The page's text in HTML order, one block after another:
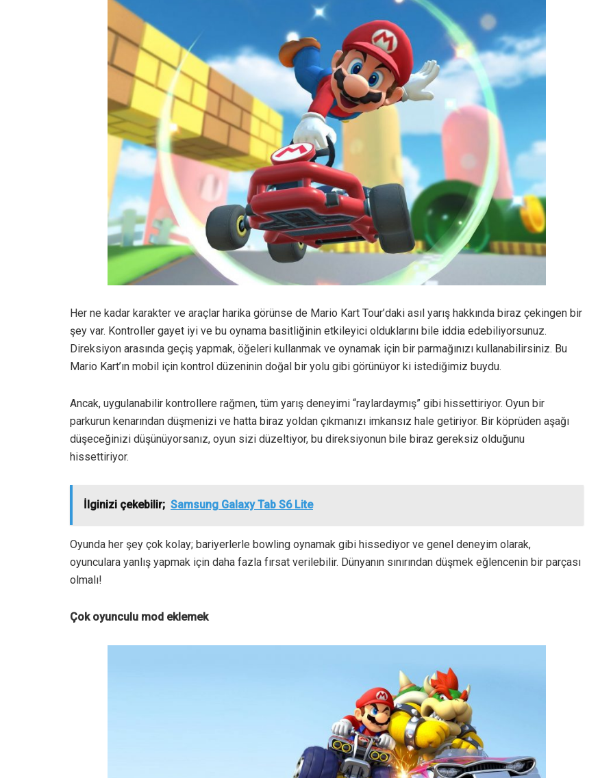
Her ne kadar karakter ve araçlar harika görünse de Mario Kart Tour’daki asıl yarış hakkında biraz çekingen bir
şey var. Kontroller gayet iyi ve bu oynama basitliğinin etkileyici olduklarını bile iddia edebiliyorsunuz.
Direksiyon arasında geçiş yapmak, öğeleri kullanmak ve oynamak için bir parmağınızı kullanabilirsiniz. Bu
Mario Kart’ın mobil için kontrol düzeninin doğal bir yolu gibi görünüyor ki istediğimiz buydu.
Ancak, uygulanabilir kontrollere rağmen, tüm yarış deneyimi “raylardaymış” gibi hissettiriyor. Oyun bir
parkurun kenarından düşmenizi ve hatta biraz yoldan çıkmanızı imkansız hale getiriyor. Bir köprüden aşağı
düşeceğinizi düşünüyorsanız, oyun sizi düzeltiyor, bu direksiyonun bile biraz gereksiz olduğunu
hissettiriyor.
İlginizi çekebilir; Samsung Galaxy Tab S6 Lite
Oyunda her şey çok kolay; bariyerlerle bowling oynamak gibi hissediyor ve genel deneyim olarak,
oyunculara yanlış yapmak için daha fazla fırsat verilebilir. Dünyanın sınırından düşmek eğlencenin bir parçası
olmalı!
Çok oyunculu mod eklemek